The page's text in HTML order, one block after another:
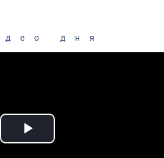
дня
Play Video